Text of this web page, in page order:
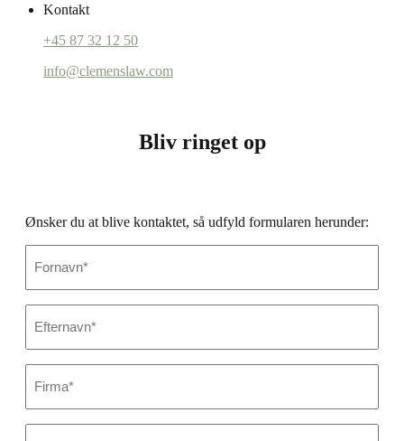
Kontakt
+45 87 32 12 50
info@clemenslaw.com
Bliv ringet op
Ønsker du at blive kontaktet, så udfyld formularen herunder: